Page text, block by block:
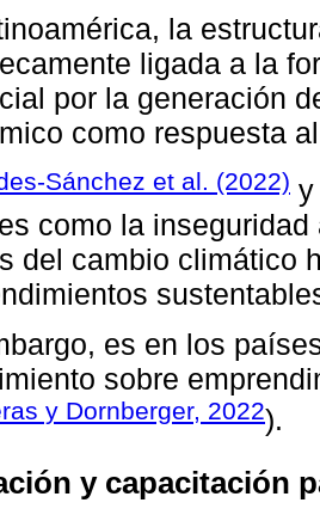
la
ligada a la
por la generación
como respuesta
Sánchez et al. (2022)
como la
del cambio climático
es en los
sobre
y Dornberger, 2022).
y capacitación